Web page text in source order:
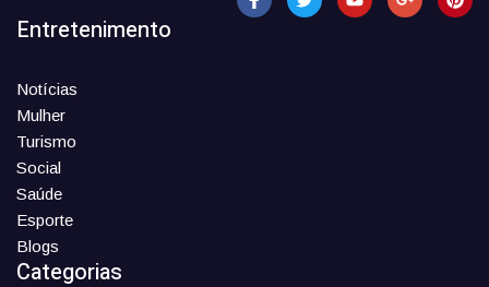
Entretenimento
Notícias
Mulher
Turismo
Social
Saúde
Esporte
Blogs
Categorias